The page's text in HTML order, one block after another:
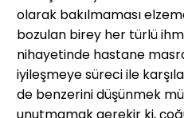
olarak bakılmaması
bozulan birey her türlü
nihayetinde hastane
iyileşmeye süreci ile
de benzerini düşünmek